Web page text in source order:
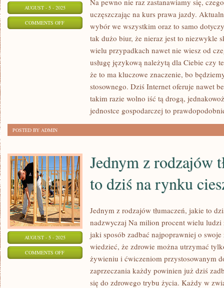
AUGUST - 5 - 2025
COMMENTS OFFON
WSPÓŁCZESNYCH
WŁAŚCIWIE
TAK
WIELE
ŻYWNOŚCI
WIELU
Na pewno nie raz zastanawiamy się,
uczęszczając na kurs prawa jazdy.
wybór we wszystkim oraz to samo
tak dużo biur, że nieraz jest to niezwykle
wielu przypadkach nawet nie wiesz od
usługę językową należytą dla Ciebie czy
że to ma kluczowe znaczenie, bo
stosownego. Dziś Internet oferuje nawet
takim razie wolno iść tą drogą,
jednostce gospodarczej to
POSTED BY ADMIN
AUGUST - 5 - 2025
COMMENTS OFFON
Jednym z rodzajów
to dziś na rynku
Jednym z rodzajów tłumaczeń, jakie to
nadzwyczaj Na milion procent wielu ludzi
jaki sposób zadbać najpoprawniej o
wiedzieć, że zdrowie można utrzymać
żywieniu i ćwiczeniom przystosowanym
zaprzeczania każdy powinien już dziś
się do zdrowego trybu życia. Każdy w